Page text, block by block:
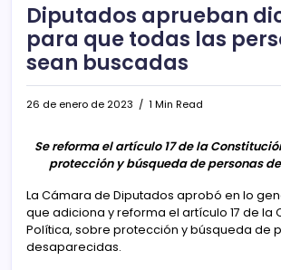
Diputados aprueban
para que todas las
sean buscadas
26 de enero de 2023 1 Min Read
Se reforma el artículo 17 de la
protección y búsqueda de personas
La Cámara de Diputados aprobó en lo
que adiciona y reforma el artículo 17 de la
Política, sobre protección y búsqueda de
desaparecidas.